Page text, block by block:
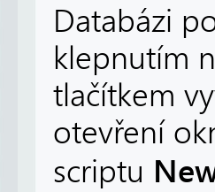
Databázi
klepnutím
tlačítkem
otevření
scriptu